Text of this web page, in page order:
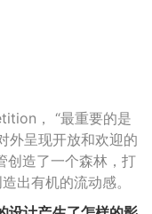
， “最重要的是
外呈现开放和欢迎的
创造了一个森林，打
出有机的流动感。